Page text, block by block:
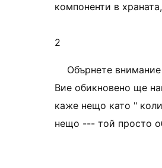
компоненти в
2
Обърнете
Вие обикновено ще
каже нещо като "
нещо --- той просто